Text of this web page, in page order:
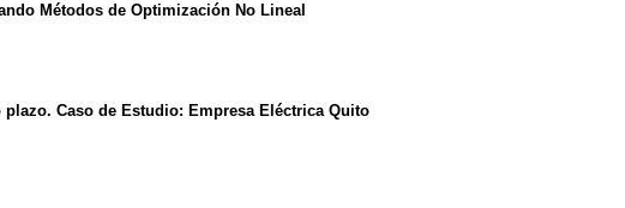
Métodos de Optimización No Lineal
Caso de Estudio: Empresa Eléctrica Quito